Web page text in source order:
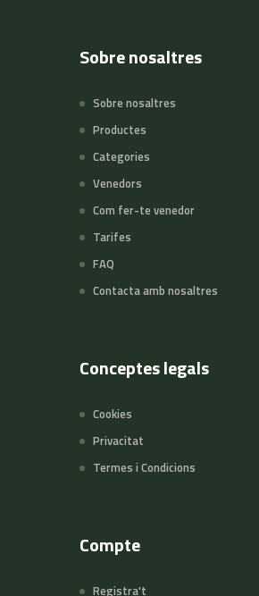
Sobre nosaltres
Sobre nosaltres
Productes
Categories
Venedors
Com fer-te venedor
Tarifes
FAQ
Contacta amb nosaltres
Conceptes legals
Cookies
Privacitat
Termes i Condicions
Compte
Registra't